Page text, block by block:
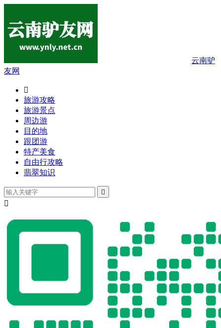
云南驴
友网

旅游攻略
旅游景点
周边游
目的地
跟团游
特产美食
自由行攻略
翡翠知识

